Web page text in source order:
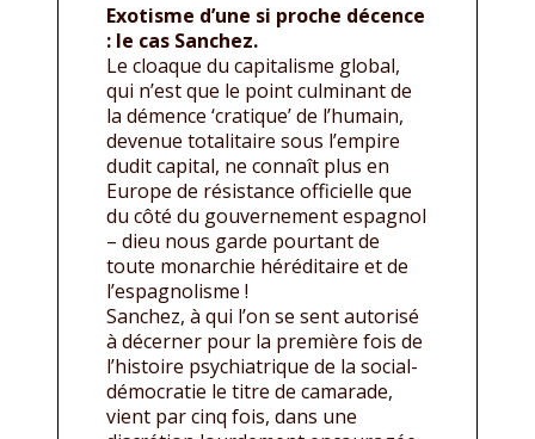
Exotisme d’une si proche décence
: le cas Sanchez.
Le cloaque du capitalisme global,
qui n’est que le point culminant de
la démence ‘cratique’ de l’humain,
devenue totalitaire sous l’empire
dudit capital, ne connaît plus en
Europe de résistance officielle que
du côté du gouvernement espagnol
– dieu nous garde pourtant de
toute monarchie héréditaire et de
l’espagnolisme !
Sanchez, à qui l’on se sent autorisé
à décerner pour la première fois de
l’histoire psychiatrique de la social-
démocratie le titre de camarade,
vient par cinq fois, dans une